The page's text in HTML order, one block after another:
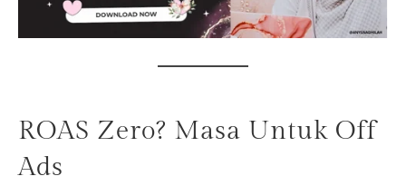
ROAS Zero? Masa Untuk Off
Ads